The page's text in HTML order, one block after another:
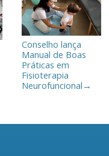
Conselho lança
Manual de Boas
Práticas em
Fisioterapia
Neurofuncional →